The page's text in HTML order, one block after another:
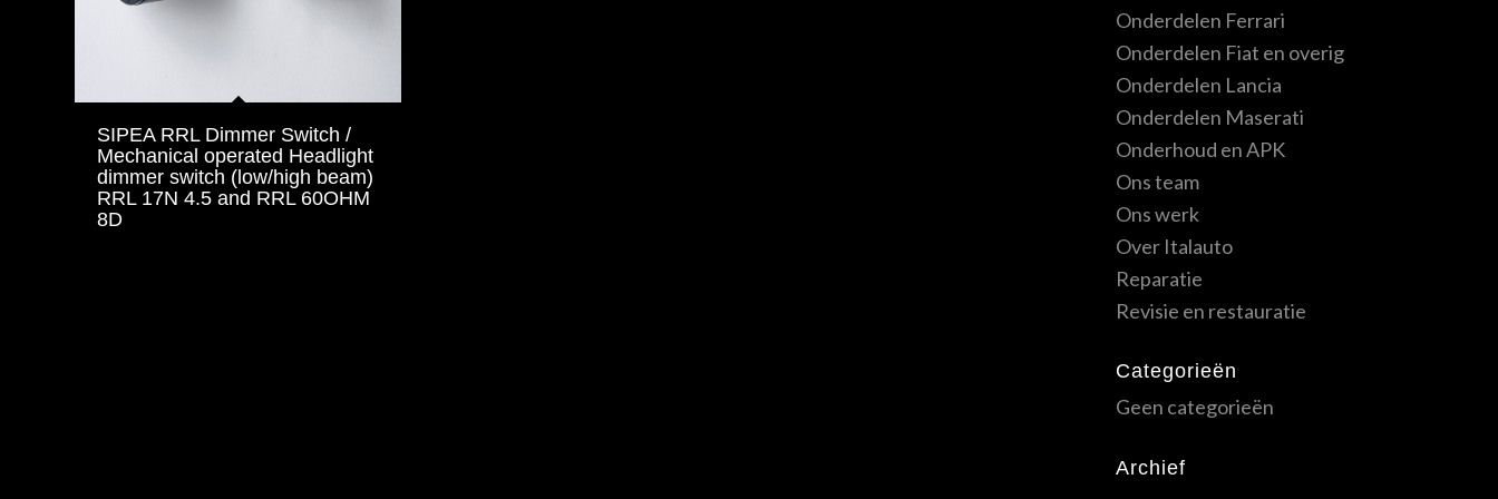
SIPEA RRL Dimmer Switch /
Mechanical operated Headlight
dimmer switch (low/high beam)
RRL 17N 4.5 and RRL 60OHM
8D
Onderdelen Ferrari
Onderdelen Fiat en overig
Onderdelen Lancia
Onderdelen Maserati
Onderhoud en APK
Ons team
Ons werk
Over Italauto
Reparatie
Revisie en restauratie
Categorieën
Geen categorieën
Archief